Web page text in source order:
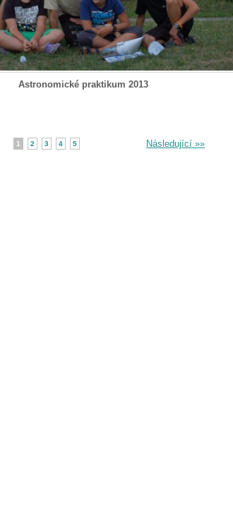
Astronomické praktikum 2013
1 2 3 4 5 Následující »»